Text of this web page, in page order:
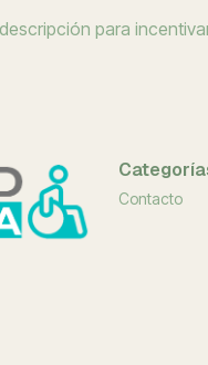
para
Contacto